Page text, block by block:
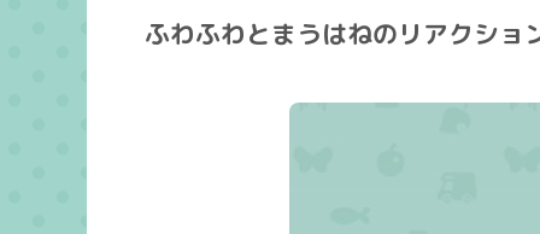
ふわふわとまうはねのリアクショ